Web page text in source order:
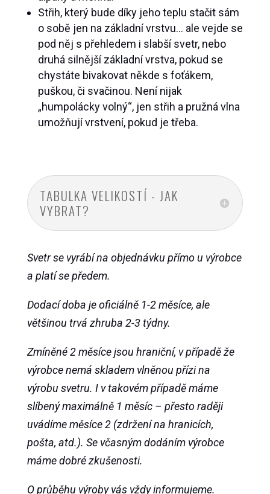
Střih, který bude díky jeho teplu stačit sám
o sobě jen na základní vrstvu… ale vejde se
pod něj s přehledem i slabší svetr, nebo
druhá silnější základní vrstva, pokud se
chystáte bivakovat někde s foťákem,
puškou, či svačinou. Není nijak
„humpolácky volný“, jen střih a pružná vlna
umožňují vrstvení, pokud je třeba.
TABULKA VELIKOSTÍ - JAK
VYBRAT?
Svetr se vyrábí na objednávku přímo u výrobce
a platí se předem.
Dodací doba je oficiálně 1-2 měsíce, ale
většinou trvá zhruba 2-3 týdny.
Zmíněné 2 měsíce jsou hraniční, v případě že
výrobce nemá skladem vlněnou přízi na
výrobu svetru. I v takovém případě máme
slíbený maximálně 1 měsíc – přesto raději
uvádíme měsíce 2 (zdržení na hranicích,
pošta, atd.). Se včasným dodáním výrobce
máme dobré zkušenosti.
O průběhu výroby vás vždy informujeme.